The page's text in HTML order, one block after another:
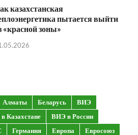
казахстанская
пытается выйти
«красной зоны»
Алматы Беларусь
ВИЭ
Казахстане
ВИЭ в России
Германия Европа
Евросоюз